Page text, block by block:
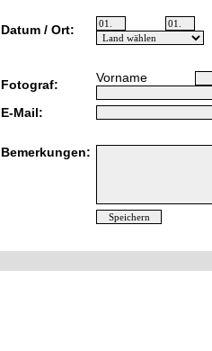
Datum / Ort:
Fotograf: Vorname
E-Mail:
Bemerkungen: